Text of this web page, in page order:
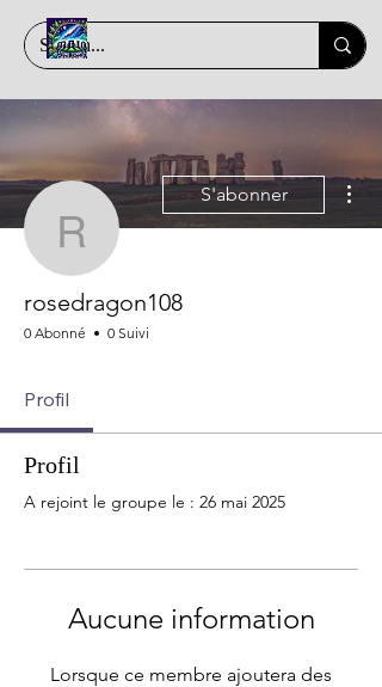
rosedragon108
S'abonner
rosedragon108
0 Abonné 0 Suivi
Profil
Profil
A rejoint le groupe le : 26 mai 2025
Aucune information
Lorsque ce membre ajoutera des